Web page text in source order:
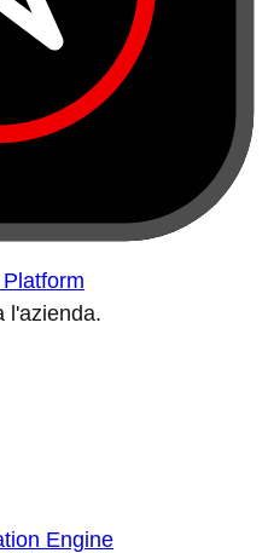
l'azienda.
Engine